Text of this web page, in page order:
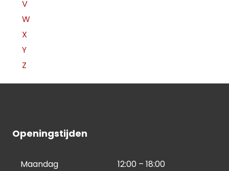
V
W
X
Y
Z
Openingstijden
Maandag 12:00 – 18:00